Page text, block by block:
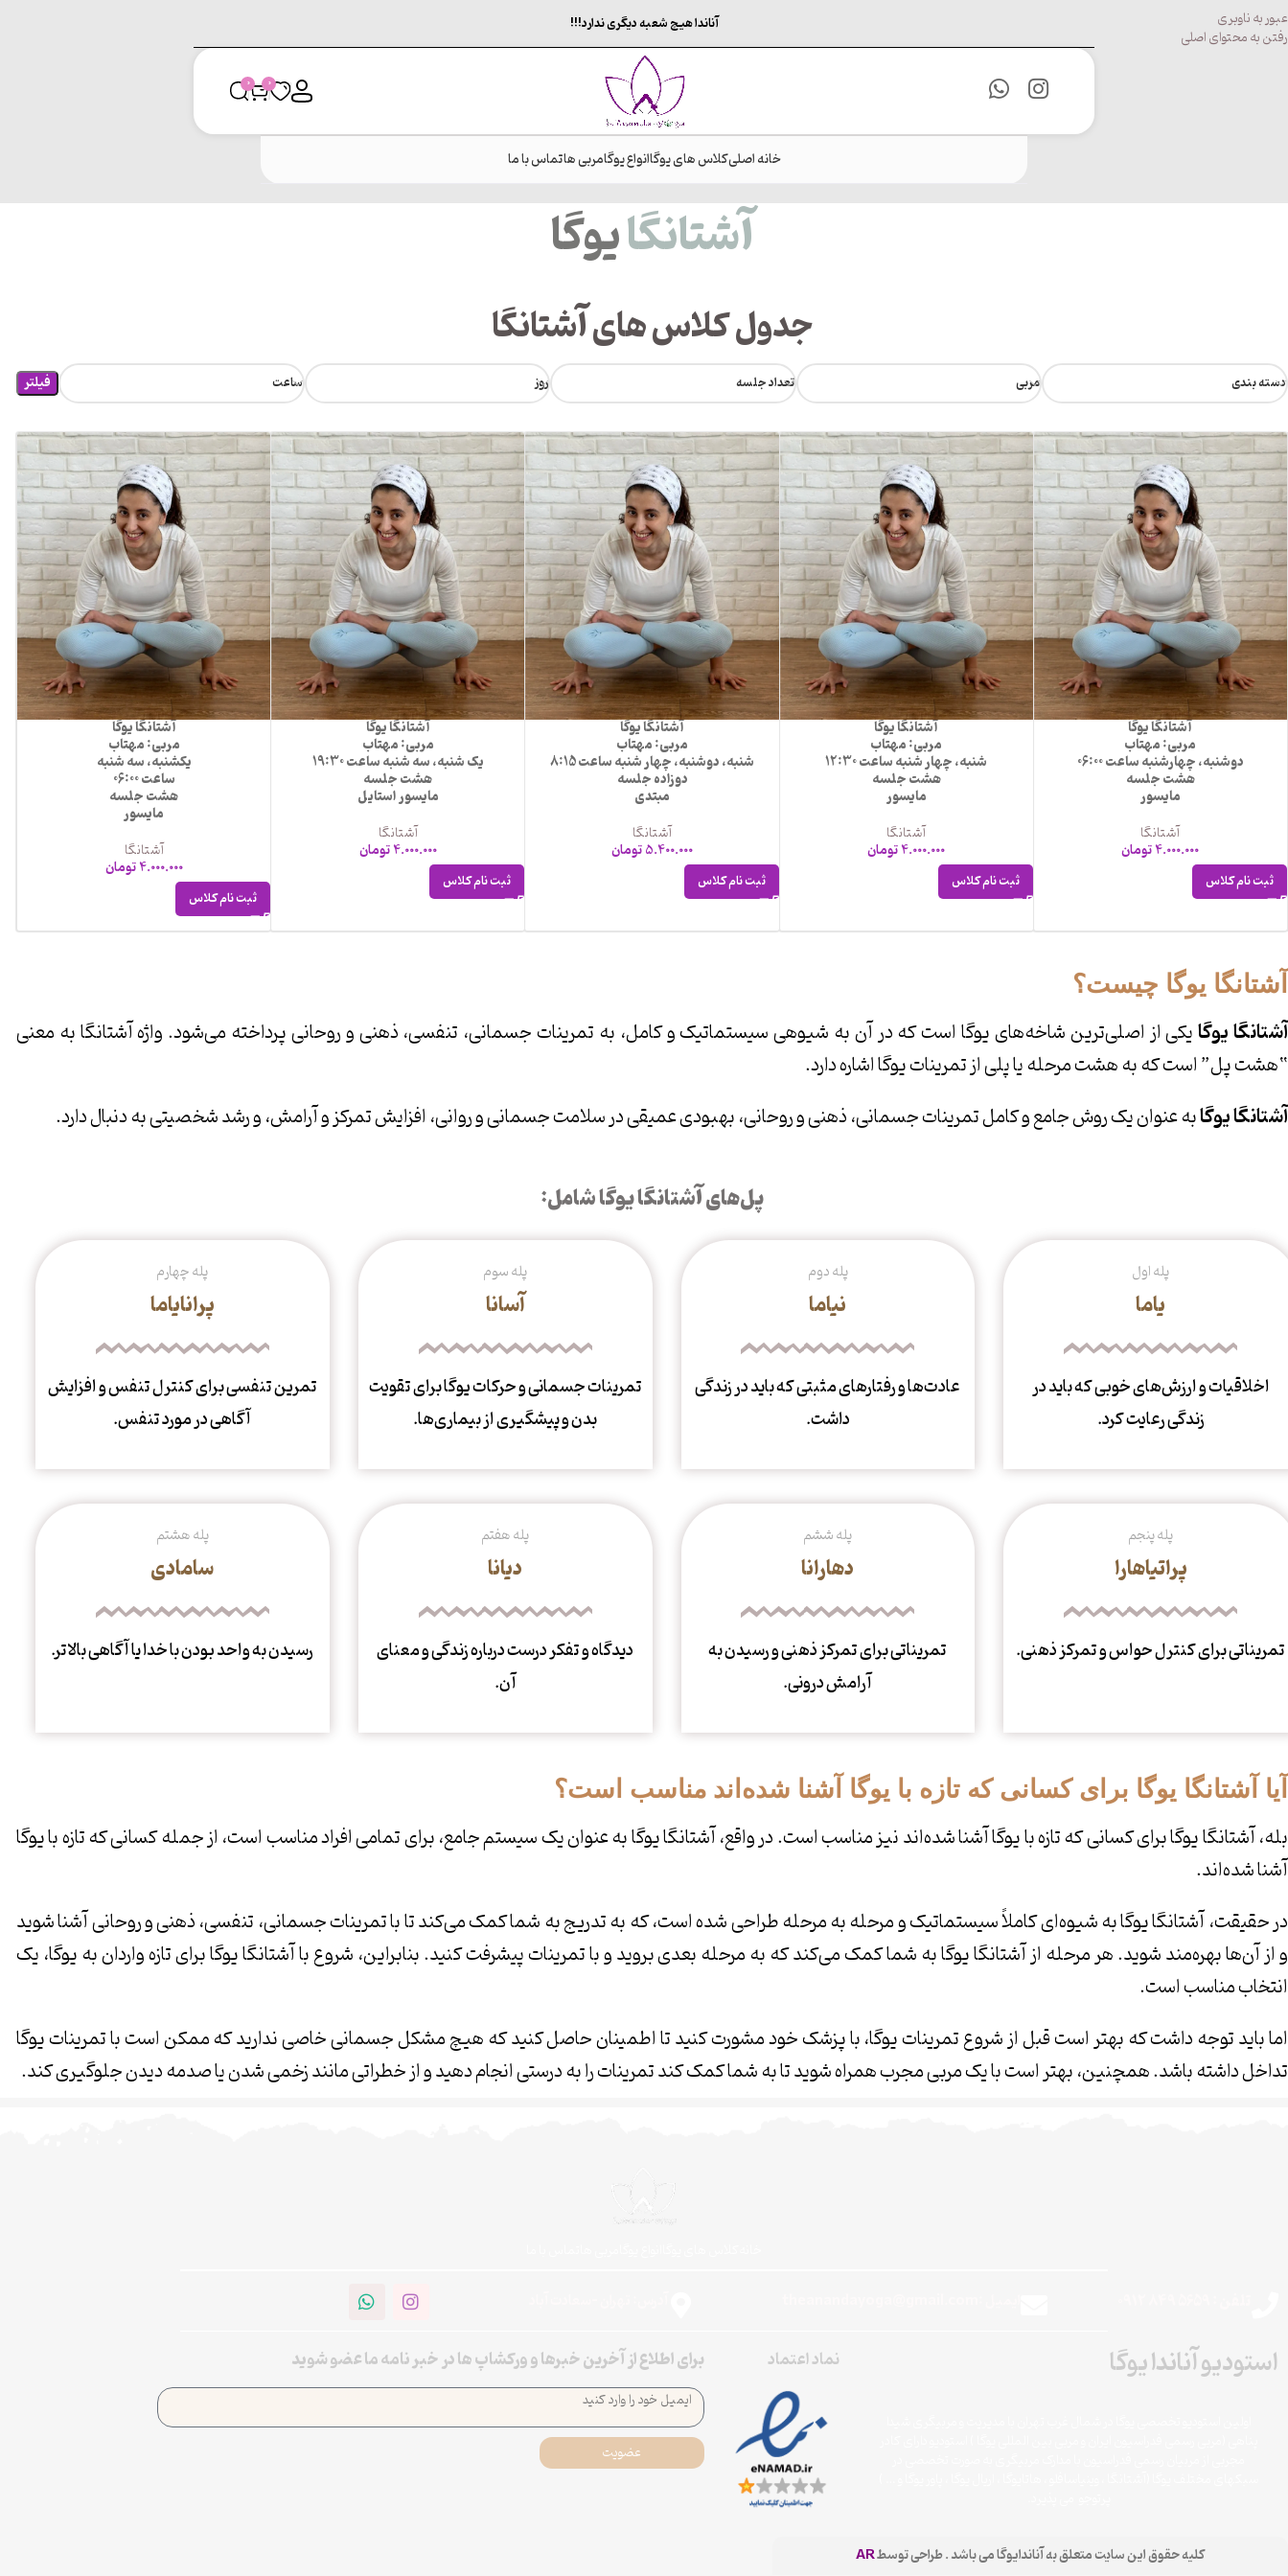
عبور به ناوبری
رفتن به محتوای اصلی
آناندا هیچ شعبه دیگری ندارد!!!
0
0
خانه اصلیکلاس های یوگاانواع یوگامربی هاتماس با ما
آشتانگایوگا
جدول کلاس های آشتانگا
دسته بندی مربی تعداد جلسه روز ساعت فیلتر
آشتانگا یوگا
مربی: مهتاب
دوشنبه، چهارشنبه ساعت 06:00
هشت جلسه
مایسور
آشتانگا
4.000.000تومان
ثبت نام کلاس
آشتانگا یوگا
مربی: مهتاب
شنبه، چهار شنبه ساعت 12:30
هشت جلسه
مایسور
آشتانگا
4.000.000تومان
ثبت نام کلاس
آشتانگا یوگا
مربی: مهتاب
شنبه، دوشنبه، چهار شنبه ساعت 8:15
دوزاده جلسه
مبتدی
آشتانگا
5.400.000تومان
ثبت نام کلاس
آشتانگا یوگا
مربی: مهتاب
یک شنبه، سه شنبه ساعت 19:30
هشت جلسه
مایسور استایل
آشتانگا
4.000.000تومان
ثبت نام کلاس
آشتانگا یوگا
مربی: مهتاب
یکشنبه، سه شنبه
ساعت 06:00
هشت جلسه
مایسور
آشتانگا
4.000.000تومان
ثبت نام کلاس
آشتانگا یوگا چیست؟
آشتانگا یوگایکی از اصلی‌ترین شاخه‌های یوگا است که در آن به شیوهی سیستماتیک و کامل، به تمرینات جسمانی، تنفسی، ذهنی و روحانی پرداخته می‌شود. واژه آشتانگا به معنی
“هشت پل” است که به هشت مرحله یا پلی از تمرینات یوگا اشاره دارد.
آشتانگا یوگابه عنوان یک روش جامع و کامل تمرینات جسمانی، ذهنی و روحانی، بهبودی عمیقی در سلامت جسمانی و روانی، افزایش تمرکز و آرامش، و رشد شخصیتی به دنبال دارد.
پل‌های آشتانگا یوگا شامل:
پله اول
یاما
اخلاقیات و ارزش‌های خوبی که باید در
زندگی رعایت کرد.
پله دوم
نیاما
عادت‌ها و رفتارهای مثبتی که باید در زندگی
داشت.
پله سوم
آسانا
تمرینات جسمانی و حرکات یوگا برای تقویت
بدن و پیشگیری از بیماری‌ها.
پله چهارم
پرانایاما
تمرین تنفسی برای کنترل تنفس و افزایش
آگاهی در مورد تنفس.
پله پنجم
پراتیاهارا
تمریناتی برای کنترل حواس و تمرکز ذهنی.
پله ششم
دهارانا
تمریناتی برای تمرکز ذهنی و رسیدن به
آرامش درونی.
پله هفتم
دیانا
دیدگاه و تفکر درست درباره زندگی و معنای
آن.
پله هشتم
سامادی
رسیدن به واحد بودن با خدا یا آگاهی بالاتر.
آیا آشتانگا یوگا برای کسانی که تازه با یوگا آشنا شده‌اند مناسب است؟
بله، آشتانگا یوگا برای کسانی که تازه با یوگا آشنا شده‌اند نیز مناسب است. در واقع، آشتانگا یوگا به عنوان یک سیستم جامع، برای تمامی افراد مناسب است، از جمله کسانی که تازه با یوگا
آشنا شده‌اند.
در حقیقت، آشتانگا یوگا به شیوه‌ای کاملاً سیستماتیک و مرحله به مرحله طراحی شده است، که به تدریج به شما کمک می‌کند تا با تمرینات جسمانی، تنفسی، ذهنی و روحانی آشنا شوید
و از آن‌ها بهره‌مند شوید. هر مرحله از آشتانگا یوگا به شما کمک می‌کند که به مرحله بعدی بروید و با تمرینات پیشرفت کنید. بنابراین، شروع با آشتانگا یوگا برای تازه واردان به یوگا، یک
انتخاب مناسب است.
اما باید توجه داشت که بهتر است قبل از شروع تمرینات یوگا، با پزشک خود مشورت کنید تا اطمینان حاصل کنید که هیچ مشکل جسمانی خاصی ندارید که ممکن است با تمرینات یوگا
تداخل داشته باشد. همچنین، بهتر است با یک مربی مجرب همراه شوید تا به شما کمک کند تمرینات را به درستی انجام دهید و از خطراتی مانند زخمی شدن یا صدمه دیدن جلوگیری کند.
استودیو آناندا یوگا نماد اعتماد برای اطلاع از آخرین خبرها و ورکشاپ ها در خبر نامه ما عضو شوید
عضویت
کلیه حقوق این سایت متعلق به آناندایوگا می باشد . طراحی توسطAR